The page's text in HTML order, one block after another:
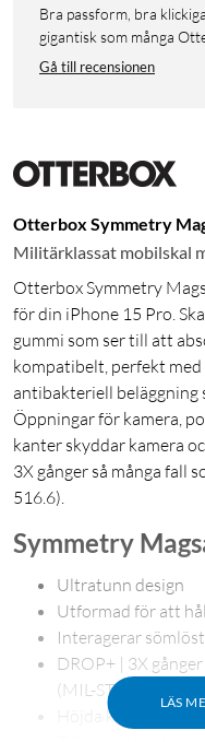
Bra passform, bra klickiga knappar, skyddar väl utan att bli så
gigantisk som många
Gå till recensionen
Otterbox Symmetry
Militärklassat mobilskal
Otterbox Symmetry
för din iPhone 15 Pro.
gummi som ser till att
kompatibelt, perfekt
antibakteriell beläggning
Öppningar för kamera,
kanter skyddar kamera
3X gånger så många fall
516.6).
LÄS
Symmetry
Ultratunn design
Utformad för att
Interagerar
DROP+ | 3X
(MIL-STD-810G
Höjda kanter